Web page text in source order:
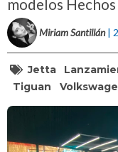
modelos
Miriam Santillán |
Jetta
Tiguan